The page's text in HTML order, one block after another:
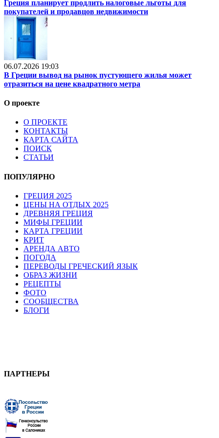
Греция планирует продлить налоговые льготы для
покупателей и продавцов недвижимости
06.07.2026 19:03
В Греции вывод на рынок пустующего жилья может
отразиться на цене квадратного метра
О проекте
О ПРОЕКТЕ
КОНТАКТЫ
КАРТА САЙТА
ПОИСК
СТАТЬИ
ПОПУЛЯРНО
ГРЕЦИЯ 2025
ЦЕНЫ НА ОТДЫХ 2025
ДРЕВНЯЯ ГРЕЦИЯ
МИФЫ ГРЕЦИИ
КАРТА ГРЕЦИИ
КРИТ
АРЕНДА АВТО
ПОГОДА
ПЕРЕВОДЫ ГРЕЧЕСКИЙ ЯЗЫК
ОБРАЗ ЖИЗНИ
РЕЦЕПТЫ
ФОТО
СООБЩЕСТВА
БЛОГИ
ПАРТНЕРЫ